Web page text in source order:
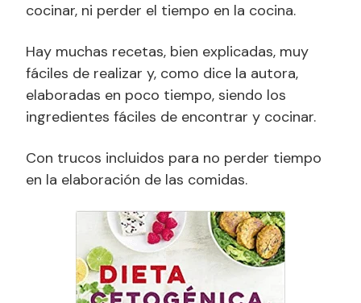
cocinar, ni perder el tiempo en la cocina.
Hay muchas recetas, bien explicadas, muy
fáciles de realizar y, como dice la autora,
elaboradas en poco tiempo, siendo los
ingredientes fáciles de encontrar y cocinar.
Con trucos incluidos para no perder tiempo
en la elaboración de las comidas.